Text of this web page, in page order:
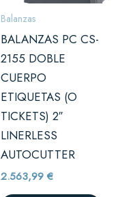
Balanzas
BALANZAS PC CS-
2155 DOBLE
CUERPO
ETIQUETAS (O
TICKETS) 2″
LINERLESS
AUTOCUTTER
2.563,99€